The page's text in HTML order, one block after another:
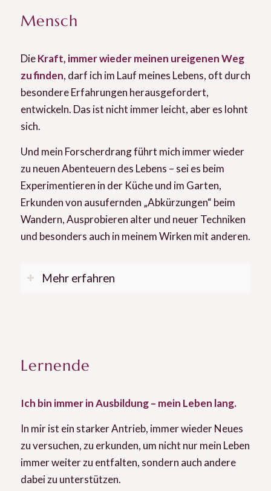
Mensch
DieKraft, immer wieder meinen ureigenen Weg
zu finden, darf ich im Lauf meines Lebens, oft durch
besondere Erfahrungen herausgefordert,
entwickeln. Das ist nicht immer leicht, aber es lohnt
sich.
Und mein Forscherdrang führt mich immer wieder
zu neuen Abenteuern des Lebens – sei es beim
Experimentieren in der Küche und im Garten,
Erkunden von ausufernden „Abkürzungen“ beim
Wandern, Ausprobieren alter und neuer Techniken
und besonders auch in meinem Wirken mit anderen.
Mehr erfahren
Lernende
Ich bin immer in Ausbildung – mein Leben lang.
In mir ist ein starker Antrieb, immer wieder Neues
zu versuchen, zu erkunden, um nicht nur mein Leben
immer weiter zu entfalten, sondern auch andere
dabei zu unterstützen.